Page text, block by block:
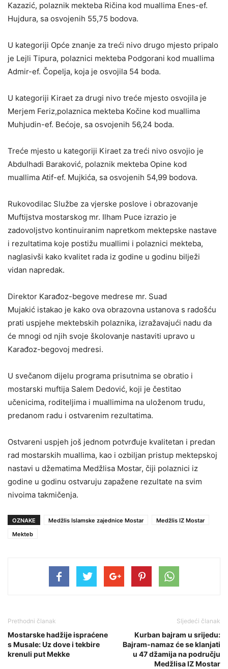
Kazazić, polaznik mekteba Ričina kod muallima Enes-ef.
Hujdura, sa osvojenih 55,75 bodova.
U kategoriji Opće znanje za treći nivo drugo mjesto pripalo
je Lejli Tipura, polaznici mekteba Podgorani kod muallima
Admir-ef. Čopelja, koja je osvojila 54 boda.
U kategoriji Kiraet za drugi nivo treće mjesto osvojila je
Merjem Feriz,polaznica mekteba Kočine kod muallima
Muhjudin-ef. Bećoje, sa osvojenih 56,24 boda.
Treće mjesto u kategoriji Kiraet za treći nivo osvojio je
Abdulhadi Baraković, polaznik mekteba Opine kod
muallima Atif-ef. Mujkića, sa osvojenih 54,99 bodova.
Rukovodilac Službe za vjerske poslove i obrazovanje
Muftijstva mostarskog mr. Ilham Puce izrazio je
zadovoljstvo kontinuiranim napretkom mektepske nastave
i rezultatima koje postižu muallimi i polaznici mekteba,
naglasivši kako kvalitet rada iz godine u godinu bilježi
vidan napredak.
Direktor Karađoz-begove medrese mr. Suad
Mujakić istakao je kako ova obrazovna ustanova s radošću
prati uspjehe mektebskih polaznika, izražavajući nadu da
će mnogi od njih svoje školovanje nastaviti upravo u
Karađoz-begovoj medresi.
U svečanom dijelu programa prisutnima se obratio i
mostarski muftija Salem Dedović, koji je čestitao
učenicima, roditeljima i muallimima na uloženom trudu,
predanom radu i ostvarenim rezultatima.
Ostvareni uspjeh još jednom potvrđuje kvalitetan i predan
rad mostarskih muallima, kao i ozbiljan pristup mektepskoj
nastavi u džematima Medžlisa Mostar, čiji polaznici iz
godine u godinu ostvaruju zapažene rezultate na svim
nivoima takmičenja.
OZNAKE Medžlis Islamske zajednice Mostar
Medžlis IZ Mostar
Mekteb
Prethodni članak
Mostarske hadžije ispraćene
s Musale: Uz dove i tekbire
krenuli put Mekke
Sljedeći članak
Kurban bajram u srijedu:
Bajram-namaz će se klanjati
u 47 džamija na području
Medžlisa IZ Mostar